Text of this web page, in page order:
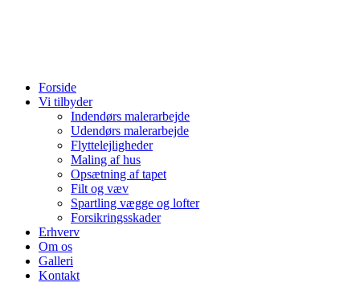
Forside
Vi tilbyder
Indendørs malerarbejde
Udendørs malerarbejde
Flyttelejligheder
Maling af hus
Opsætning af tapet
Filt og væv
Spartling vægge og lofter
Forsikringsskader
Erhverv
Om os
Galleri
Kontakt